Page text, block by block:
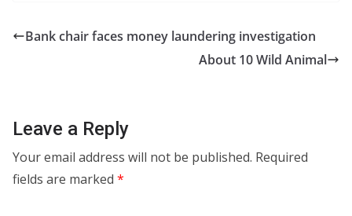
Bank chair faces money laundering investigation
About 10 Wild Animal
Leave a Reply
Your email address will not be published. Required
fields are marked *